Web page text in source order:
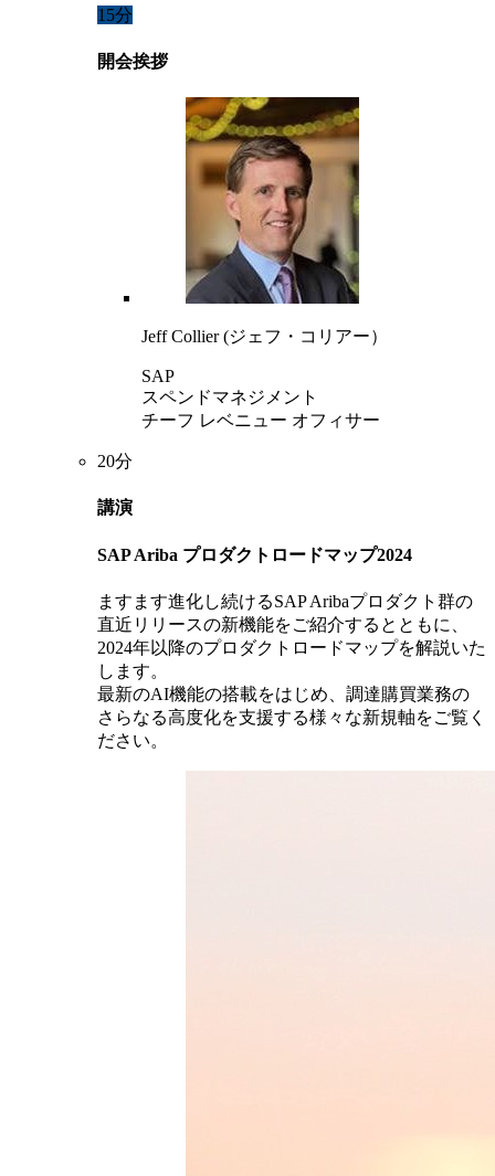
15分
開会挨拶
Jeff Collier (ジェフ・コリアー）
SAP
スペンドマネジメント
チーフ レベニュー オフィサー
20分
講演
SAP Ariba プロダクトロードマップ2024
ますます進化し続けるSAP Aribaプロダクト群の
直近リリースの新機能をご紹介するとともに、
2024年以降のプロダクトロードマップを解説いた
します。
最新のAI機能の搭載をはじめ、調達購買業務の
さらなる高度化を支援する様々な新規軸をご覧く
ださい。